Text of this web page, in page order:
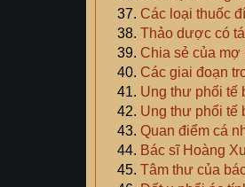
Các loại thuốc
Thảo dược có
Chia sẻ của mợ
Các giai đoạn
Ung thư phổi tế
Ung thư phổi tế
Quan điểm cá
Bác sĩ Hoàng
Tâm thư của